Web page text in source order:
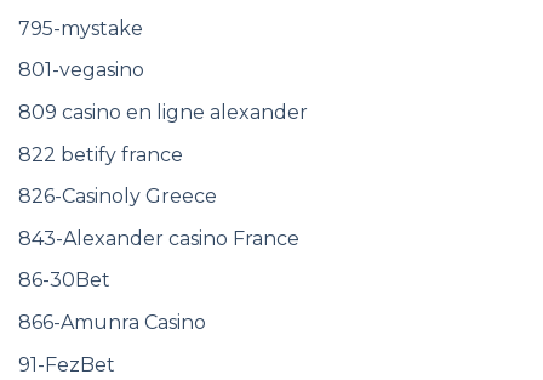
795-mystake
801-vegasino
809 casino en ligne alexander
822 betify france
826-Casinoly Greece
843-Alexander casino France
86-30Bet
866-Amunra Casino
91-FezBet